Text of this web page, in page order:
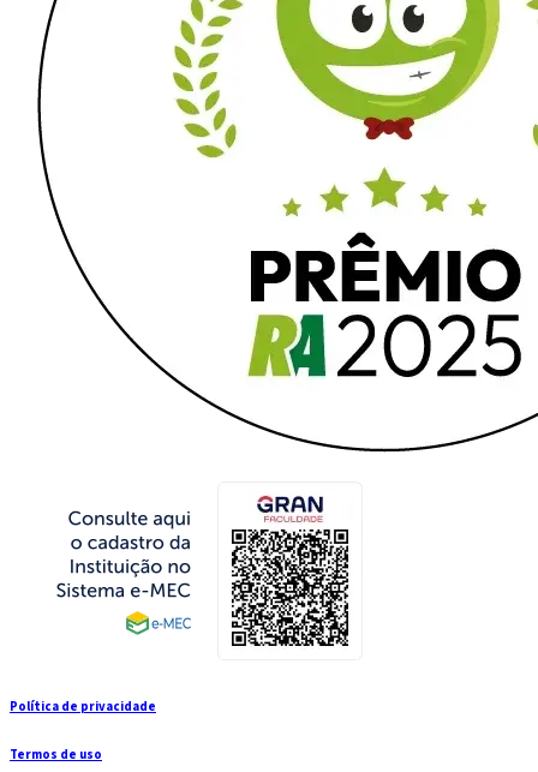
Política de privacidade
Termos de uso